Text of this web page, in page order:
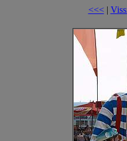
<<< |